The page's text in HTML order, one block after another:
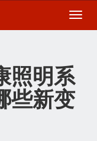
切
照明系
些新变